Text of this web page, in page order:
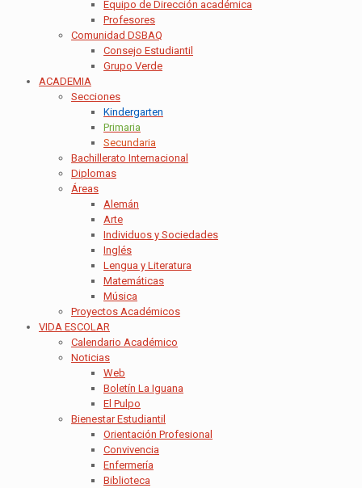
Equipo de Dirección académica
Profesores
Comunidad DSBAQ
Consejo Estudiantil
Grupo Verde
ACADEMIA
Secciones
Kindergarten
Primaria
Secundaria
Bachillerato Internacional
Diplomas
Áreas
Alemán
Arte
Individuos y Sociedades
Inglés
Lengua y Literatura
Matemáticas
Música
Proyectos Académicos
VIDA ESCOLAR
Calendario Académico
Noticias
Web
Boletín La Iguana
El Pulpo
Bienestar Estudiantil
Orientación Profesional
Convivencia
Enfermería
Biblioteca